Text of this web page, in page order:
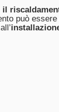
il
può
all’